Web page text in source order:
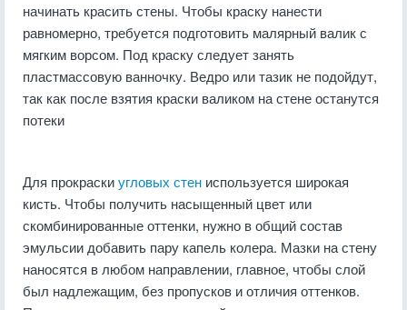
начинать красить стены. Чтобы краску нанести
равномерно, требуется подготовить малярный валик с
мягким ворсом. Под краску следует занять
пластмассовую ванночку. Ведро или тазик не подойдут,
так как после взятия краски валиком на стене останутся
потеки
Для прокраскиугловых стен используется широкая
кисть. Чтобы получить насыщенный цвет или
скомбинированные оттенки, нужно в общий состав
эмульсии добавить пару капель колера. Мазки на стену
наносятся в любом направлении, главное, чтобы слой
был надлежащим, без пропусков и отличия оттенков.